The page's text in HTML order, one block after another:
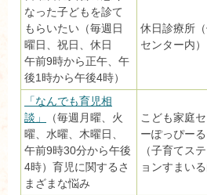
なった子どもを診て
もらいたい（毎週日
曜日、祝日、休日
午前9時から正午、午
後1時から午後4時）
休日診療所
センター内）
「なんでも育児相
談」
（毎週月曜、火
曜、水曜、木曜日、
午前9時30分から午後
4時）育児に関するさ
まざまな悩み
こども家庭
ーぽっぴー
（子育てス
ョンすまいる